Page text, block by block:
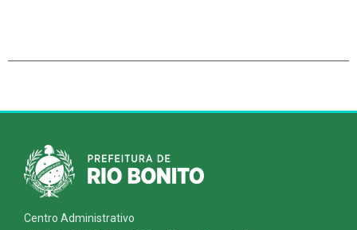
Centro Administrativo